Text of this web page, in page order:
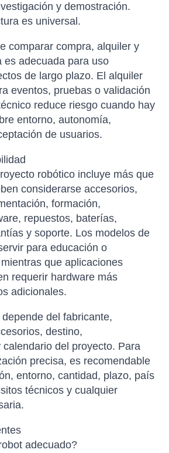
y demostración.
es universal.
comparar compra, alquiler y
es adecuada para uso
de largo plazo. El alquiler
eventos, pruebas o validación
reduce riesgo cuando hay
entorno, autonomía,
de usuarios.
robótico incluye más que
considerarse accesorios,
formación,
repuestos, baterías,
y soporte. Los modelos de
para educación o
que aplicaciones
requerir hardware más
adicionales.
del fabricante,
destino,
del proyecto. Para
precisa, es recomendable
entorno, cantidad, plazo, país
técnicos y cualquier
adecuado?